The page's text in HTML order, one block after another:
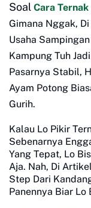
Soal Cara
Gimana Nggak,
Usaha
Kampung Tuh
Pasarnya Stabil,
Ayam Potong
Gurih.
Kalau Lo Pikir
Sebenarnya
Yang Tepat, Lo
Aja. Nah, Di
Step Dari
Panennya Biar Lo